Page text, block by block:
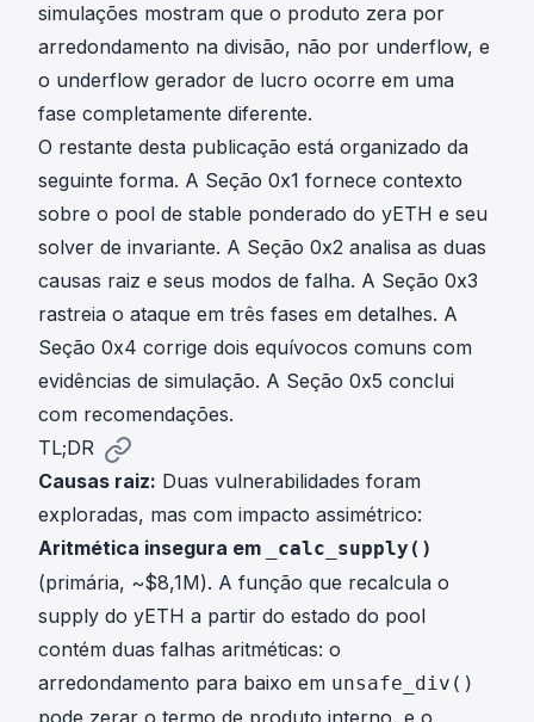
simulações mostram que o produto zera por
arredondamento na divisão, não por underflow, e
o underflow gerador de lucro ocorre em uma
fase completamente diferente.
O restante desta publicação está organizado da
seguinte forma. A Seção 0x1 fornece contexto
sobre o pool de stable ponderado do yETH e seu
solver de invariante. A Seção 0x2 analisa as duas
causas raiz e seus modos de falha. A Seção 0x3
rastreia o ataque em três fases em detalhes. A
Seção 0x4 corrige dois equívocos comuns com
evidências de simulação. A Seção 0x5 conclui
com recomendações.
TL;DR
Causas raiz: Duas vulnerabilidades foram
exploradas, mas com impacto assimétrico:
Aritmética insegura em
_calc_supply()
(primária, ~$8,1M). A função que recalcula o
supply do yETH a partir do estado do pool
contém duas falhas aritméticas: o
arredondamento para baixo em unsafe_div()
pode zerar o termo de produto interno, e o